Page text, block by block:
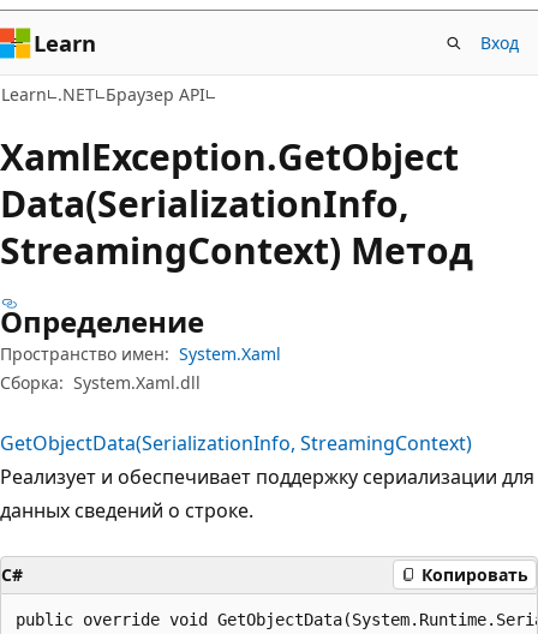
Learn Вход
Learn .NET Браузер API
XamlException.GetObject
Data(SerializationInfo,
StreamingContext) Метод
Определение
Пространство имен: System.Xaml
Сборка: System.Xaml.dll
GetObjectData(SerializationInfo, StreamingContext)
Реализует и обеспечивает поддержку сериализации для
данных сведений о строке.
C# Копировать
public override void